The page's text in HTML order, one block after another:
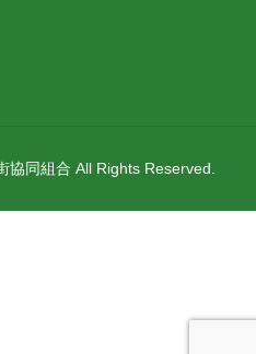
同組合 All Rights Reserved.